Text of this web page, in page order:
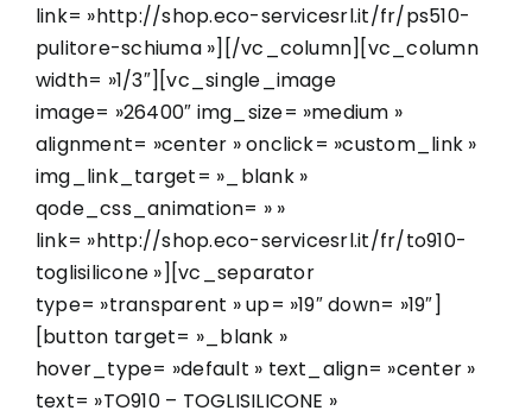
link= »http://shop.eco-servicesrl.it/fr/ps510-
pulitore-schiuma »][/vc_column][vc_column
width= »1/3″][vc_single_image
image= »26400″ img_size= »medium »
alignment= »center » onclick= »custom_link »
img_link_target= »_blank »
qode_css_animation= » »
link= »http://shop.eco-servicesrl.it/fr/to910-
toglisilicone »][vc_separator
type= »transparent » up= »19″ down= »19″]
[button target= »_blank »
hover_type= »default » text_align= »center »
text= »TO910 – TOGLISILICONE »